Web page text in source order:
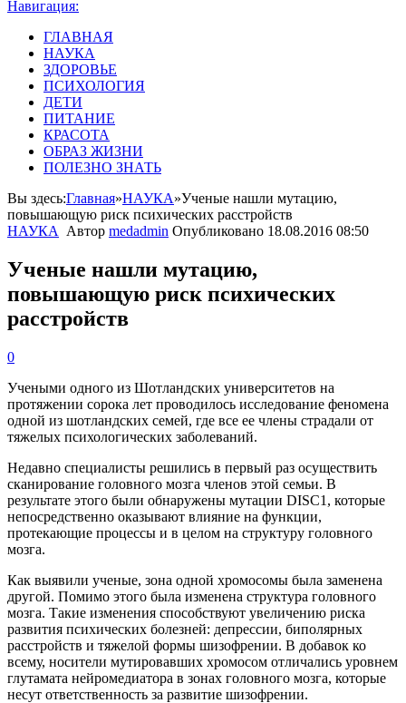
Навигация:
ГЛАВНАЯ
НАУКА
ЗДОРОВЬЕ
ПСИХОЛОГИЯ
ДЕТИ
ПИТАНИЕ
КРАСОТА
ОБРАЗ ЖИЗНИ
ПОЛЕЗНО ЗНАТЬ
Вы здесь:Главная»НАУКА»Ученые нашли мутацию,
повышающую риск психических расстройств
НАУКА
Автор medadmin Опубликовано 18.08.2016 08:50
Ученые нашли мутацию,
повышающую риск психических
расстройств
0
Учеными одного из Шотландских университетов на
протяжении сорока лет проводилось исследование феномена
одной из шотландских семей, где все ее члены страдали от
тяжелых психологических заболеваний.
Недавно специалисты решились в первый раз осуществить
сканирование головного мозга членов этой семьи. В
результате этого были обнаружены мутации DISC1 , которые
непосредственно оказывают влияние на функции,
протекающие процессы и в целом на структуру головного
мозга.
Как выявили ученые, зона одной хромосомы была заменена
другой. Помимо этого была изменена структура головного
мозга. Такие изменения способствуют увеличению риска
развития психических болезней: депрессии, биполярных
расстройств и тяжелой формы шизофрении. В добавок ко
всему, носители мутировавших хромосом отличались уровнем
глутамата нейромедиатора в зонах головного мозга, которые
несут ответственность за развитие шизофрении.